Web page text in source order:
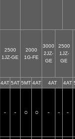
2500
1JZ-GE
2000
1G-FE
3000
2JZ-
GE
2500
1JZ-
GE
4AT 5AT 5MT 4AT 4AT 4AT
- - ○ ○ - - -